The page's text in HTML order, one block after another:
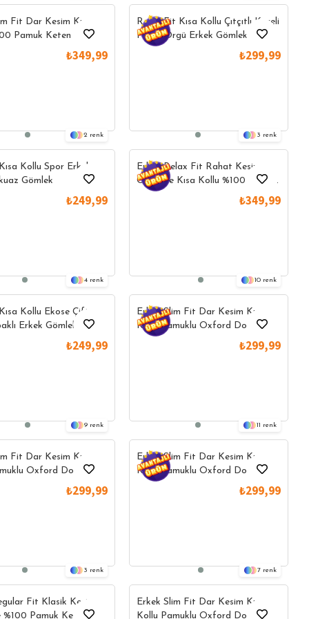
Fit Dar Kesim Kısa
Pamuk Keten Doku
Gömlek
₺349,99
Relax Fit Kısa Kollu Çıtçıtlı Kareli
Petek Örgü Erkek Gömlek
₺299,99
Yazlık Ürünlerde Tek
Fiyat
Yazlık Ürünlerde Tek
2
Kollu Spor Erkek
Gömlek
₺249,99
3
Erkek Relax Fit Rahat Kesim
Oversize Kısa Kollu %100 Pamuk
Keten Doku Apaş Yaka Bordo
₺349,99
Yazlık Ürünlerde Tek
Fiyat
Yazlık
Fiyat
4
Kollu Ekose Çift
Erkek Gömlek
₺249,99
10
Erkek Slim Fit Dar Kesim Kısa
Kollu Pamuklu Oxford Doku Sax
Mavi Düğmeli Yaka Gömlek₺299,99
9
Fit Dar Kesim Kısa
Oxford Doku
Mavi Düğmeli
₺299,99
11
Erkek Slim Fit Dar Kesim Kısa
Kollu Pamuklu Oxford Doku
Kolay Ütülenebilir Mavi Düğmeli
₺299,99
3
Fit Klasik Kesim
%100 Pamuk Keten
7
Erkek Slim Fit Dar Kesim Kısa
Kollu Pamuklu Oxford Doku